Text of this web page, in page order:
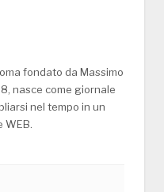
fondato da Massimo
nasce come giornale
nel tempo in un
WEB.